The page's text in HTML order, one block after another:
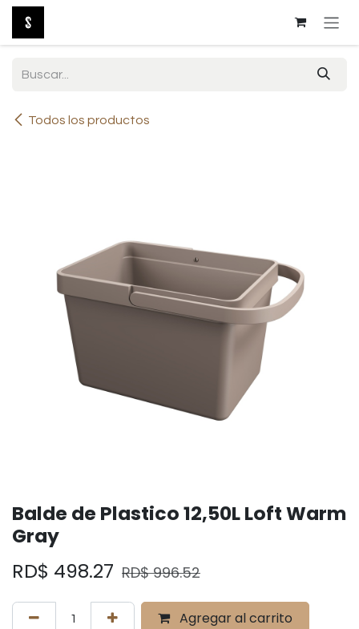
Ir al contenido
Todos los productos
Balde de Plastico 12,50L Loft Warm
Gray
RD$ 498.27 RD$996.52
Agregar al carrito